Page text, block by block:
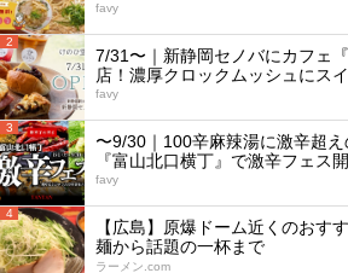
favy
2
7/31〜｜新静岡セノバにカフェ
店！濃厚クロックムッシュにス
favy
3
〜9/30｜100辛麻辣湯に激辛超え
『富山北口横丁』で激辛フェス
favy
4
【広島】原爆ドーム近くのおす
麺から話題の一杯まで
ラーメン.com